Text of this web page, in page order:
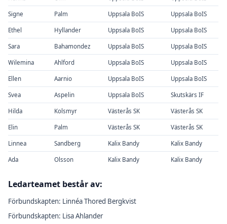
Signe Palm Uppsala BoIS Uppsala BoIS
Ethel Hyllander Uppsala BoIS Uppsala BoIS
Sara Bahamondez Uppsala BoIS Uppsala BoIS
Wilemina Ahlford Uppsala BoIS Uppsala BoIS
Ellen Aarnio Uppsala BoIS Uppsala BoIS
Svea Aspelin Uppsala BoIS Skutskärs IF
Hilda Kolsmyr Västerås SK Västerås SK
Elin Palm Västerås SK Västerås SK
Linnea Sandberg Kalix Bandy Kalix Bandy
Ada Olsson Kalix Bandy Kalix Bandy
Ledarteamet består av:
Förbundskapten: Linnéa Thored Bergkvist
Förbundskapten: Lisa Ahlander